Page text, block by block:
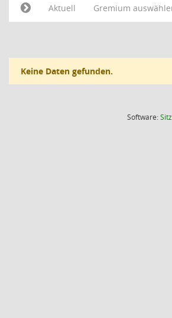
Aktuell
Gremium
Keine Daten gefunden.
Software: